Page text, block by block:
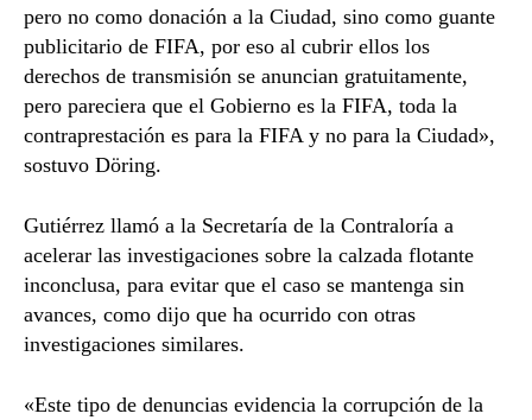
pero no como donación a la Ciudad, sino como guante
publicitario de FIFA, por eso al cubrir ellos los
derechos de transmisión se anuncian gratuitamente,
pero pareciera que el Gobierno es la FIFA, toda la
contraprestación es para la FIFA y no para la Ciudad»,
sostuvo Döring.
Gutiérrez llamó a la Secretaría de la Contraloría a
acelerar las investigaciones sobre la calzada flotante
inconclusa, para evitar que el caso se mantenga sin
avances, como dijo que ha ocurrido con otras
investigaciones similares.
«Este tipo de denuncias evidencia la corrupción de la